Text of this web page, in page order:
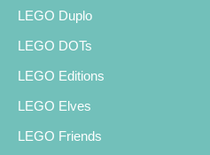
LEGO Duplo
LEGO DOTs
LEGO Editions
LEGO Elves
LEGO Friends